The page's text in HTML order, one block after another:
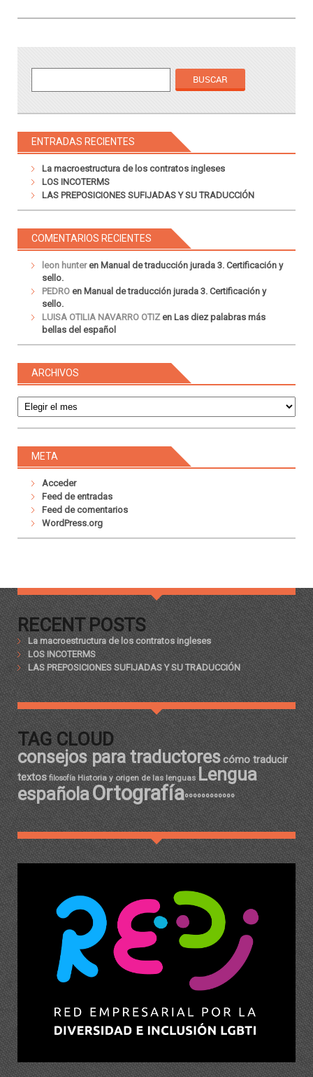
ENTRADAS RECIENTES
La macroestructura de los contratos ingleses
LOS INCOTERMS
LAS PREPOSICIONES SUFIJADAS Y SU TRADUCCIÓN
COMENTARIOS RECIENTES
leon hunteren Manual de traducción jurada 3. Certificación y
sello.
PEDRO en Manual de traducción jurada 3. Certificación y
sello.
LUISA OTILIA NAVARRO OTIZ en Las diez palabras más
bellas del español
ARCHIVOS
META
Acceder
Feed de entradas
Feed de comentarios
WordPress.org
RECENT POSTS
La macroestructura de los contratos ingleses
LOS INCOTERMS
LAS PREPOSICIONES SUFIJADAS Y SU TRADUCCIÓN
TAG CLOUD
consejos para traductorescómo traducir
textos filosofía Historia y origen de las lenguas Lengua
españolaOrtografíaºººººººººººº